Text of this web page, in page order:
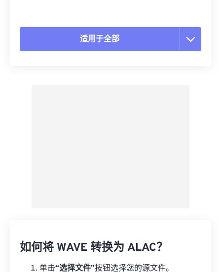
适用于全部
如何将 WAVE 转换为 ALAC？
单击“选择文件”按钮选择您的源文件。